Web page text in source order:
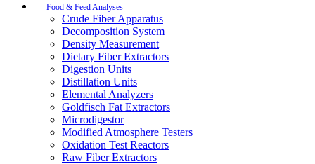
Food & Feed Analyses
Crude Fiber Apparatus
Decomposition System
Density Measurement
Dietary Fiber Extractors
Digestion Units
Distillation Units
Elemental Analyzers
Goldfisch Fat Extractors
Microdigestor
Modified Atmosphere Testers
Oxidation Test Reactors
Raw Fiber Extractors